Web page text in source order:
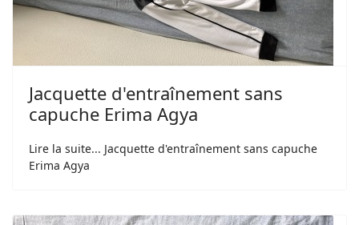
Jacquette d'entraînement sans
capuche Erima Agya